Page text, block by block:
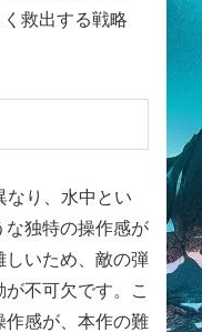
救出する戦略
なり、水中とい
な独特の操作感が
しいため、敵の弾
不可欠です。こ
作感が、本作の難